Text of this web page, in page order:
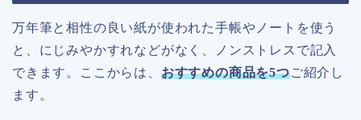
万年筆と相性の良い紙が使われた手帳やノートを使う
と、にじみやかすれなどがなく、ノンストレスで記入
できます。ここからは、 おすすめの商品を5つご紹介し
ます。